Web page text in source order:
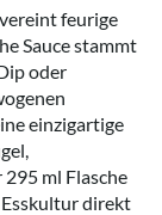
feurige
Sauce stammt
oder
einzigartige
ml Flasche
direkt